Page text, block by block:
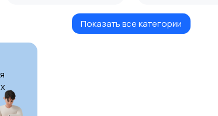
22 Ремонт техники
Показать все категории